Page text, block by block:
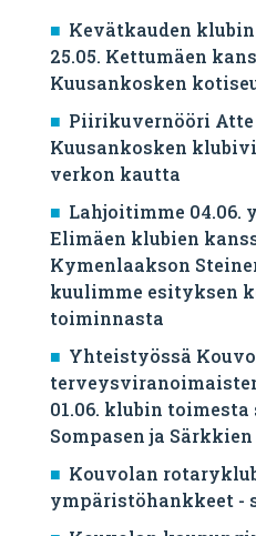
Kevätkauden
25.05. Kettumäen
Kuusankosken
Piirikuvernööri
Kuusankosken
verkon kautta
Lahjoitimme 04.06.
Elimäen klubien
Kymenlaakson
kuulimme esityksen
toiminnasta
Yhteistyössä
01.06. klubin
Sompasen ja
Kouvolan
ympäristöhankkeet -